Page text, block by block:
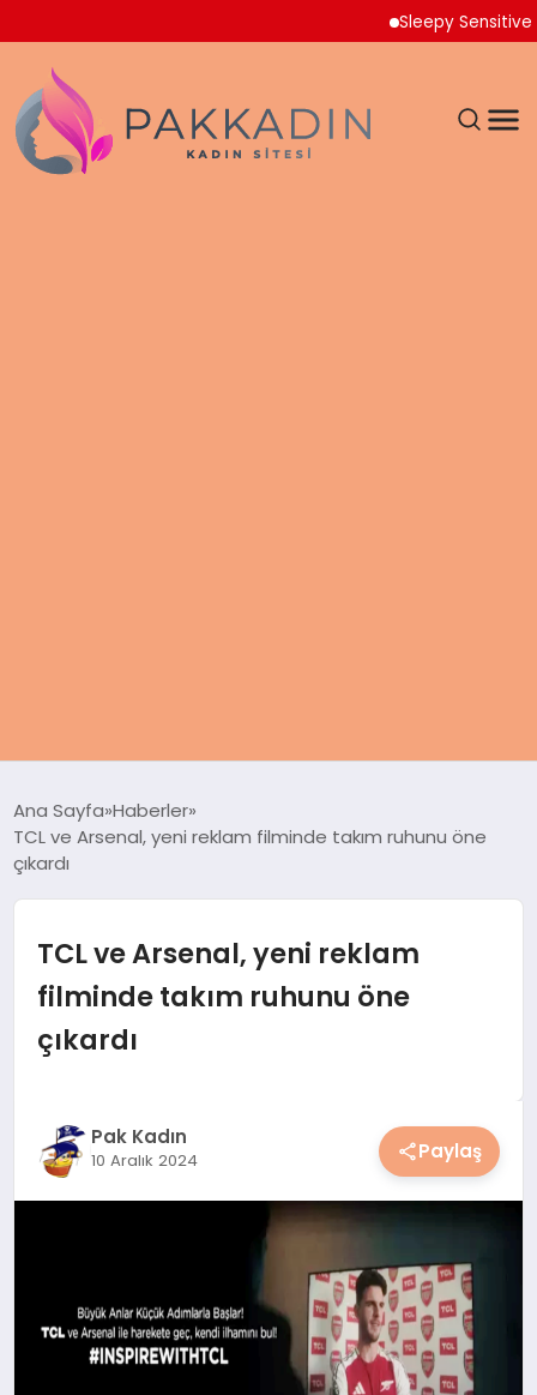
Sleepy Sensitive
KADIN
SPOR & FITNESS
YEMEK
Ana Sayfa Haberler
TCL ve Arsenal, yeni reklam filminde takım ruhunu öne
çıkardı
TCL ve Arsenal, yeni reklam
filminde takım ruhunu öne
çıkardı
Pak Kadın
10 Aralık 2024 Paylaş